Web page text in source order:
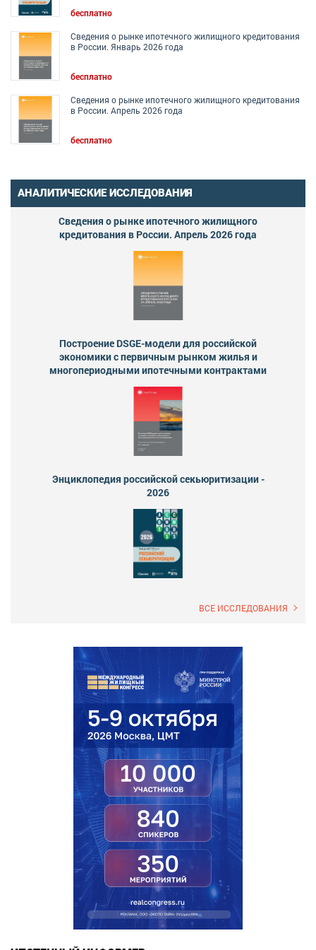
бесплатно
Сведения о рынке ипотечного жилищного кредитования
в России. Январь 2026 года
бесплатно
Сведения о рынке ипотечного жилищного кредитования
в России. Апрель 2026 года
бесплатно
АНАЛИТИЧЕСКИЕ ИССЛЕДОВАНИЯ
Сведения о рынке ипотечного жилищного
кредитования в России. Апрель 2026 года
Построение DSGE-модели для российской
экономики с первичным рынком жилья и
многопериодными ипотечными контрактами
Энциклопедия российской секьюритизации -
2026
ВСЕ ИССЛЕДОВАНИЯ